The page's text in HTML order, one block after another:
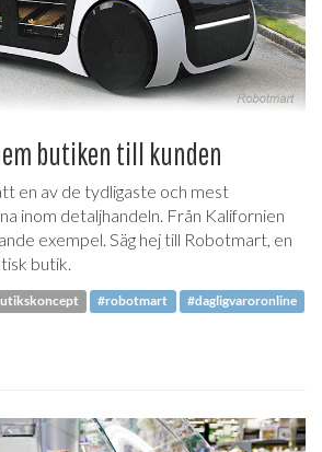
butiken till kunden
en av de tydligaste och mest
inom detaljhandeln. Från Kalifornien
exempel. Säg hej till Robotmart, en
butik.
#robotmart #dagligvaroronline